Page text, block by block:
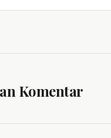
Komentar